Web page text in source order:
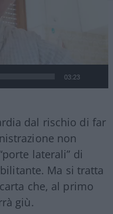
03:23
dal rischio di far
non
laterali” di
Ma si tratta
che, al primo
giù.